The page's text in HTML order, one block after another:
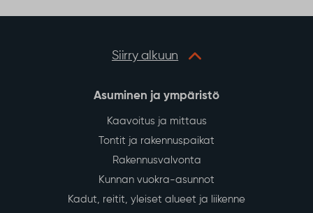
Siirry alkuun
Asuminen ja ympäristö
Kaavoitus ja mittaus
Tontit ja rakennuspaikat
Rakennusvalvonta
Kunnan vuokra-asunnot
Kadut, reitit, yleiset alueet ja liikenne